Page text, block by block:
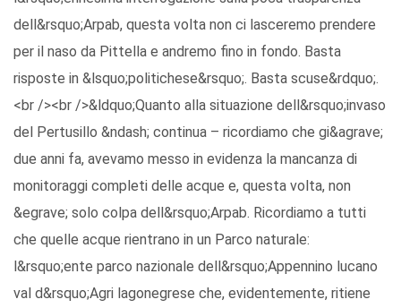
dell&rsquo;Arpab, questa volta non ci lasceremo prendere
per il naso da Pittella e andremo fino in fondo. Basta
risposte in &lsquo;politichese&rsquo;. Basta scuse&rdquo;.
<br /><br />&ldquo;Quanto alla situazione dell&rsquo;invaso
del Pertusillo &ndash; continua – ricordiamo che gi&agrave;
due anni fa, avevamo messo in evidenza la mancanza di
monitoraggi completi delle acque e, questa volta, non
&egrave; solo colpa dell&rsquo;Arpab. Ricordiamo a tutti
che quelle acque rientrano in un Parco naturale:
l&rsquo;ente parco nazionale dell&rsquo;Appennino lucano
val d&rsquo;Agri lagonegrese che, evidentemente, ritiene